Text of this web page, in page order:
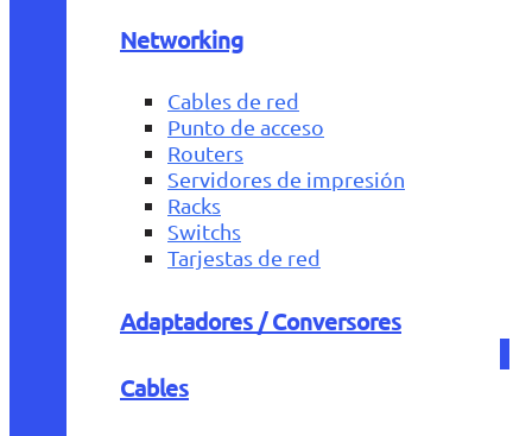
Networking
Cables de red
Punto de acceso
Routers
Servidores de impresión
Racks
Switchs
Tarjestas de red
Adaptadores / Conversores
Cables